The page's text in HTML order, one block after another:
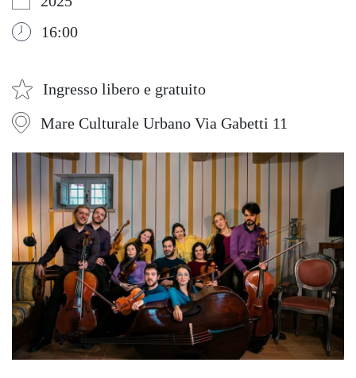
16:00
Ingresso libero e gratuito
Mare Culturale Urbano Via Gabetti 11